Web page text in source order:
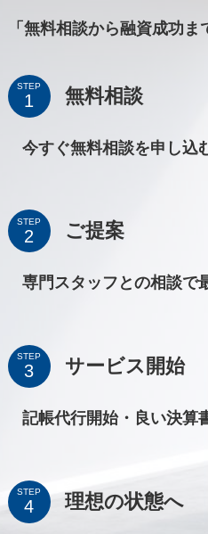
「無料相談から融資成功ま
STEP 無料相談
今すぐ無料相談を申し込
STEP ご提案
専門スタッフとの相談で
STEP サービス開始
記帳代行開始・良い決算
STEP 理想の状態へ